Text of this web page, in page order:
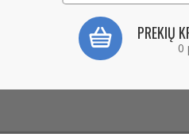
PREKIŲ
0